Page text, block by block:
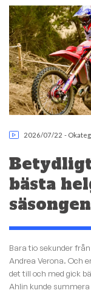
2026/07/22 -
bästa
Bara tio sekunder
Andrea Verona. Och
det till och med gick
Ahlin kunde